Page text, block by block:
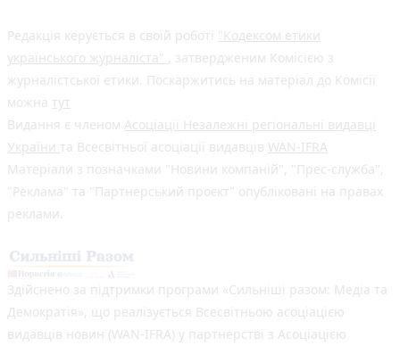
Редакція керується в своїй роботі "Кодексом етики
українського журналіста" , затвердженим Комісією з
журналістської етики. Поскаржитись на матеріал до Комісії
можна тут
Видання є членом Асоціації Незалежні регіональні видавці
України та Всесвітньої асоціації видавців WAN-IFRA
Матеріали з позначками "Новини компаній", "Прес-служба",
"Реклама" та "Партнерський проєкт" опубліковані на правах
реклами.
Здійснено за підтримки програми «Сильніші разом: Медіа та
Демократія», що реалізується Всесвітньою асоціацією
видавців новин (WAN-IFRA) у партнерстві з Асоціацією